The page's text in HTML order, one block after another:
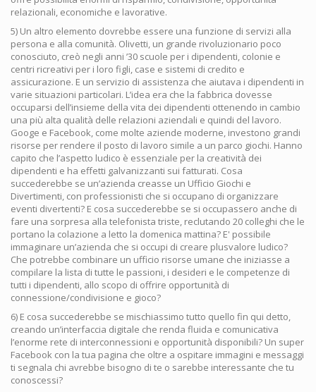
relazionali, economiche e lavorative.
5) Un altro elemento dovrebbe essere una funzione di servizi alla
persona e alla comunità. Olivetti, un grande rivoluzionario poco
conosciuto, creò negli anni ’30 scuole per i dipendenti, colonie e
centri ricreativi per i loro figli, case e sistemi di credito e
assicurazione. E un servizio di assistenza che aiutava i dipendenti in
varie situazioni particolari. L’idea era che la fabbrica dovesse
occuparsi dell’insieme della vita dei dipendenti ottenendo in cambio
una più alta qualità delle relazioni aziendali e quindi del lavoro.
Googe e Facebook, come molte aziende moderne, investono grandi
risorse per rendere il posto di lavoro simile a un parco giochi. Hanno
capito che l’aspetto ludico è essenziale per la creatività dei
dipendenti e ha effetti galvanizzanti sui fatturati. Cosa
succederebbe se un’azienda creasse un Ufficio Giochi e
Divertimenti, con professionisti che si occupano di organizzare
eventi divertenti? E cosa succederebbe se si occupassero anche di
fare una sorpresa alla telefonista triste, reclutando 20 colleghi che le
portano la colazione a letto la domenica mattina? E' possibile
immaginare un’azienda che si occupi di creare plusvalore ludico?
Che potrebbe combinare un ufficio risorse umane che iniziasse a
compilare la lista di tutte le passioni, i desideri e le competenze di
tutti i dipendenti, allo scopo di offrire opportunità di
connessione/condivisione e gioco?
6) E cosa succederebbe se mischiassimo tutto quello fin qui detto,
creando un’interfaccia digitale che renda fluida e comunicativa
l’enorme rete di interconnessioni e opportunità disponibili? Un super
Facebook con la tua pagina che oltre a ospitare immagini e messaggi
ti segnala chi avrebbe bisogno di te o sarebbe interessante che tu
conoscessi?